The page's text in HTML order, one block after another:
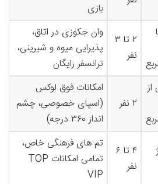
بازی
۲ تا ۳
نفر
وان جکوزی در اتاق،
پذیرایی میوه و شیرینی،
ترانسفر رایگان
۲ نفر
امکانات فوق لوکس
(اسپای خصوصی، چشم
انداز ۳۶۰ درجه)
۴ تا ۶
نفر
تم های فرهنگی خاص،
تمامی امکانات TOP
VIP